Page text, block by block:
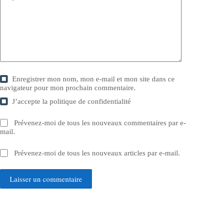
Enregistrer mon nom, mon e-mail et mon site dans ce
navigateur pour mon prochain commentaire.
J’accepte lapolitique de confidentialité
Prévenez-moi de tous les nouveaux commentaires par e-
mail.
Prévenez-moi de tous les nouveaux articles par e-mail.
Laisser un commentaire